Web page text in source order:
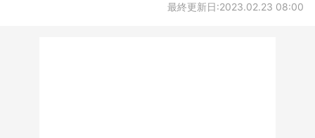
最終更新日:2023.02.23 08:00